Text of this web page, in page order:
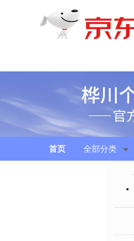
首页 全部分类